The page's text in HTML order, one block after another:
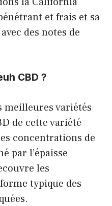
et frais et sa
des notes de
CBD ?
meilleures variétés
de cette variété
concentrations de
par l’épaisse
les
typique des